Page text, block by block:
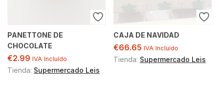
PANETTONE DE
CHOCOLATE
€2.99 IVA Incluído
Tienda: Supermercado Leis
CAJA DE NAVIDAD
€66.65 IVA Incluído
Tienda: Supermercado Leis